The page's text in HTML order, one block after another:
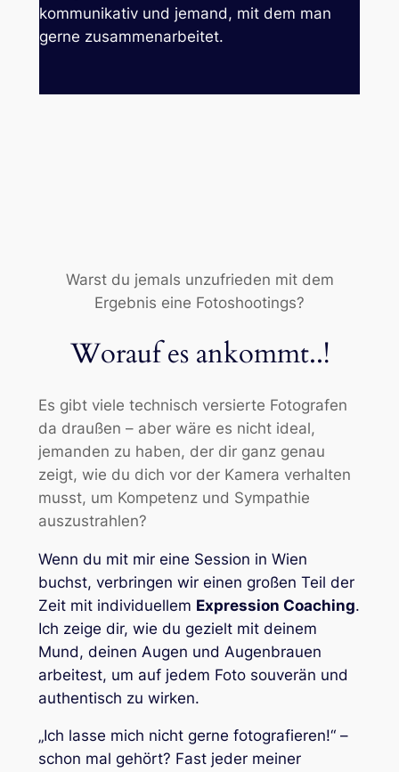
kommunikativ und jemand, mit dem man
gerne zusammenarbeitet.
Warst du jemals unzufrieden mit dem
Ergebnis eine Fotoshootings?
Worauf es ankommt..!
Es gibt viele technisch versierte Fotografen
da draußen – aber wäre es nicht ideal,
jemanden zu haben, der dir ganz genau
zeigt, wie du dich vor der Kamera verhalten
musst, um Kompetenz und Sympathie
auszustrahlen?
Wenn du mit mir eine Session in Wien
buchst, verbringen wir einen großen Teil der
Zeit mit individuellem Expression Coaching.
Ich zeige dir, wie du gezielt mit deinem
Mund, deinen Augen und Augenbrauen
arbeitest, um auf jedem Foto souverän und
authentisch zu wirken.
„Ich lasse mich nicht gerne fotografieren!“ –
schon mal gehört? Fast jeder meiner